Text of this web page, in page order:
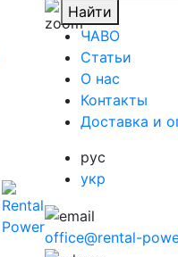
Найти
ЧАВО
Cтатьи
O нас
Контакты
Доставка и
рус
укр
office@rental-